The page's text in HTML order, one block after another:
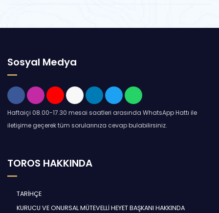
Sosyal Medya
Haftaiçi 08.00-17.30 mesai saatleri arasında WhatsApp Hattı ile
iletişime geçerek tüm sorularınıza cevap bulabilirsiniz.
TOROS HAKKINDA
TARİHÇE
KURUCU VE ONURSAL MÜTEVELLİ HEYET BAŞKANI HAKKINDA